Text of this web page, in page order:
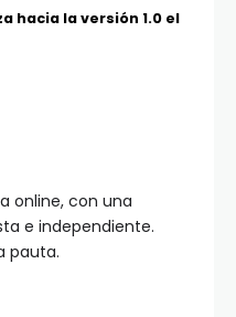
online, con una
e independiente.
pauta.
hacia la versión 1.0 el